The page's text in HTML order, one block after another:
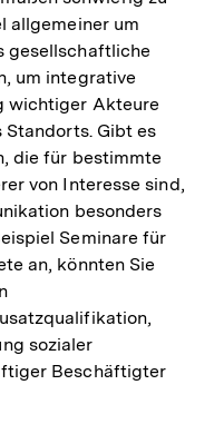
allgemeiner um
gesellschaftliche
um integrative
wichtiger Akteure
Gibt es
die für bestimmte
von Interesse sind,
besonders
Seminare für
an, könnten Sie
sozialer
Beschäftigter